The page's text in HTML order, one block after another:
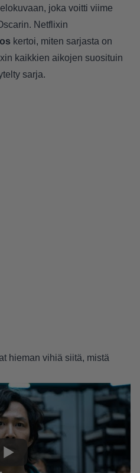
joka voitti viime
Netflixin
kertoi, miten sarjasta on
kaikkien aikojen suosituin
sarja.
hieman vihiä siitä, mistä